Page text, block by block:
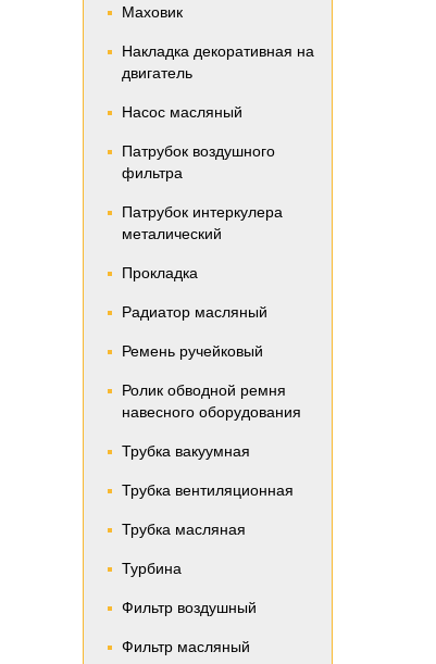
Маховик
Накладка декоративная на
двигатель
Насос масляный
Патрубок воздушного
фильтра
Патрубок интеркулера
металический
Прокладка
Радиатор масляный
Ремень ручейковый
Ролик обводной ремня
навесного оборудования
Трубка вакуумная
Трубка вентиляционная
Трубка масляная
Турбина
Фильтр воздушный
Фильтр масляный